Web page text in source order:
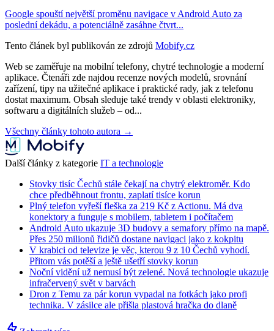
Google spouští největší proměnu navigace v Android Auto za
poslední dekádu, a potenciálně zasáhne čtvrt...
Tento článek byl publikován ze zdrojů Mobify.cz
Web se zaměřuje na mobilní telefony, chytré technologie a moderní
aplikace. Čtenáři zde najdou recenze nových modelů, srovnání
zařízení, tipy na užitečné aplikace i praktické rady, jak z telefonu
dostat maximum. Obsah sleduje také trendy v oblasti elektroniky,
softwaru a digitálních služeb – od...
Všechny články tohoto autora →
Další články z kategorie IT a technologie
Stovky tisíc Čechů stále čekají na chytrý elektroměr. Kdo
chce předběhnout frontu, zaplatí tisíce korun
Plný telefon vyřeší fleška za 219 Kč z Actionu. Má dva
konektory a funguje s mobilem, tabletem i počítačem
Android Auto ukazuje 3D budovy a semafory přímo na mapě.
Přes 250 milionů řidičů dostane navigaci jako z kokpitu
V krabici od televize je věc, kterou 9 z 10 Čechů vyhodí.
Přitom vás potěší a ještě ušetří stovky korun
Noční vidění už nemusí být zelené. Nová technologie ukazuje
infračervený svět v barvách
Dron z Temu za pár korun vypadal na fotkách jako profi
technika. V zásilce ale přišla plastová hračka do dlaně